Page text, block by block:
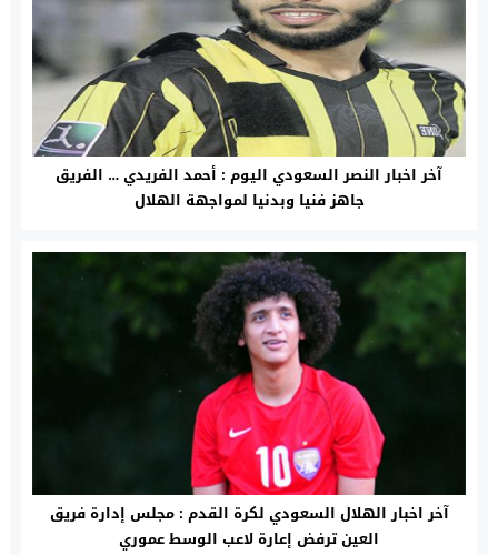
آخر اخبار النصر السعودي اليوم : أحمد الفريدي … الفريق
جاهز فنيا وبدنيا لمواجهة الهلال
آخر اخبار الهلال السعودي لكرة القدم : مجلس إدارة فريق
العين ترفض إعارة لاعب الوسط عموري